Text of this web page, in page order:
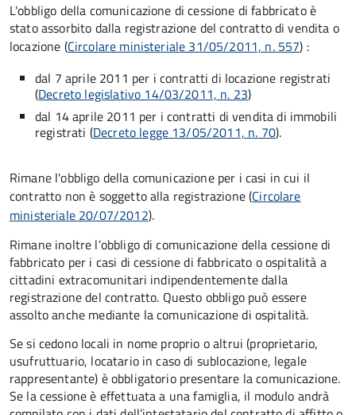
L'obbligo della comunicazione di cessione di fabbricato è
stato assorbito dalla registrazione del contratto di vendita o
locazione (Circolare ministeriale 31/05/2011, n. 557) :
dal 7 aprile 2011 per i contratti di locazione registrati
(Decreto legislativo 14/03/2011, n. 23)
dal 14 aprile 2011 per i contratti di vendita di immobili
registrati (Decreto legge 13/05/2011, n. 70).
Rimane l'obbligo della comunicazione per i casi in cui il
contratto non è soggetto alla registrazione (Circolare
ministeriale 20/07/2012).
Rimane inoltre l’obbligo di comunicazione della cessione di
fabbricato per i casi di cessione di fabbricato o ospitalità a
cittadini extracomunitari indipendentemente dalla
registrazione del contratto. Questo obbligo può essere
assolto anche mediante la comunicazione di ospitalità.
Se si cedono locali in nome proprio o altrui (proprietario,
usufruttuario, locatario in caso di sublocazione, legale
rappresentante) è obbligatorio presentare la comunicazione.
Se la cessione è effettuata a una famiglia, il modulo andrà